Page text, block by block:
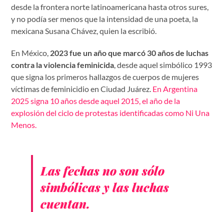
desde la frontera norte latinoamericana hasta otros sures,
y no podía ser menos que la intensidad de una poeta, la
mexicana Susana Chávez, quien la escribió.
En México, 2023 fue un año que marcó 30 años de luchas
contra la violencia feminicida , desde aquel simbólico 1993
que signa los primeros hallazgos de cuerpos de mujeres
víctimas de feminicidio en Ciudad Juárez. En Argentina
2025 signa 10 años desde aquel 2015, el año de la
explosión del ciclo de protestas identificadas como Ni Una
Menos
Las fechas no son sólo
simbólicas y las luchas
cuentan.